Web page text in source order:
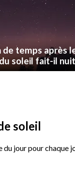
de temps après
soleil fait-il
soleil
jour pour chaque